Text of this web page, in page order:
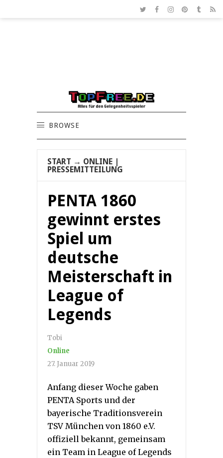
BROWSE
START → ONLINE
PRESSEMITTEILUNG
PENTA 1860
gewinnt erstes
Spiel um
deutsche
Meisterschaft in
League of
Legends
Tobi
Online
27. Januar 2019
Anfang dieser Woche gaben
PENTA Sports und der
bayerische Traditionsverein
TSV München von 1860 e.V.
offiziell bekannt, gemeinsam
ein Team in League of Legends